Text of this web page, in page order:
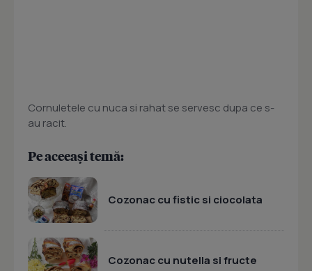
Cornuletele cu nuca si rahat se servesc dupa ce s-
au racit.
Pe aceeași temă:
Cozonac cu fistic si ciocolata
Cozonac cu nutella si fructe